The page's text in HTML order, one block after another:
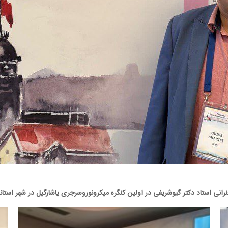
استاد دکتر گیوشریفی در اولین کنگره میکرونوروسرجری یاشارگیل در شهر